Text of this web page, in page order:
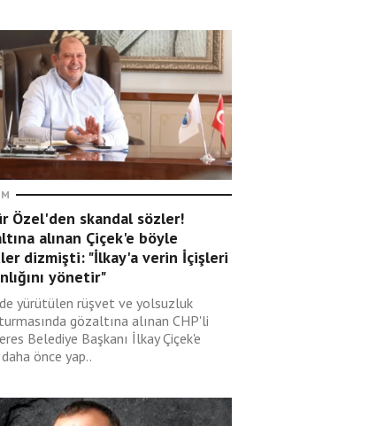
Özel'den skandal sözler!
alınan Çiçek'e böyle
dizmişti: "İlkay'a verin İçişleri
yönetir"
yürütülen rüşvet ve yolsuzluk
gözaltına alınan CHP'li
Belediye Başkanı İlkay Çiçek'e
önce yap..